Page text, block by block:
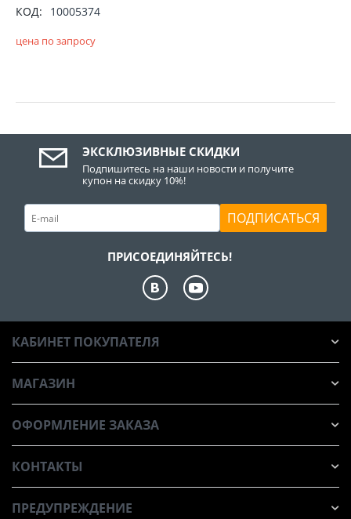
КОД:
10005374
цена по запросу
ЭКСКЛЮЗИВНЫЕ СКИДКИ
Подпишитесь на наши новости и получите
купон на скидку 10%!
ПОДПИСАТЬСЯ
ПРИСОЕДИНЯЙТЕСЬ!
КАБИНЕТ ПОКУПАТЕЛЯ
МАГАЗИН
ОФОРМЛЕНИЕ ЗАКАЗА
КОНТАКТЫ
ПРЕДУПРЕЖДЕНИЕ